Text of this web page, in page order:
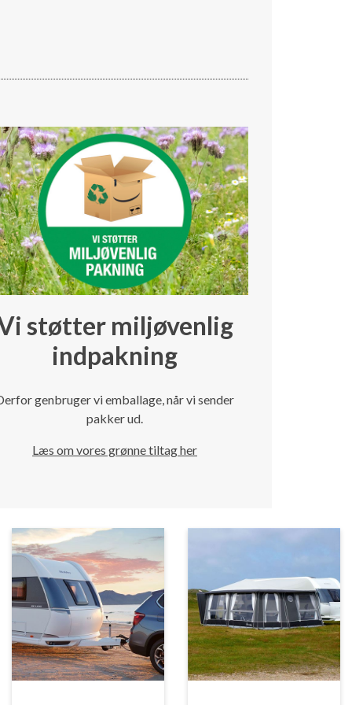
støtter miljøvenlig
indpakning
genbruger vi emballage, når vi sender
pakker ud.
Læs om vores grønne tiltag her